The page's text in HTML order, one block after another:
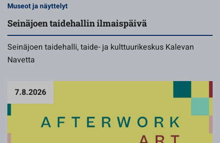
Museot ja näyttelyt
Seinäjoen taidehallin ilmaispäivä
Seinäjoen taidehalli, taide- ja kulttuurikeskus Kalevan
Navetta
7.8.2026